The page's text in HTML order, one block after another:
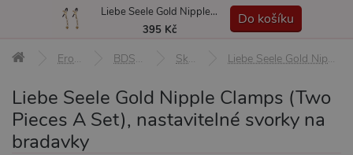
MENU
Erotické pomůcky BDSM pomůcky a sady Skřipce, svorky Liebe Seele Gold Nipple Clamps (Two Pieces A Set), nastavitelné svorky na bradavky
Liebe Seele Gold Nipple Clamps (Two
Pieces A Set), nastavitelné svorky na
bradavky
Liebe Seele Gold Nipple Clamps (Two Pieces A Set), nastavitelné svorky na bradavky
395 Kč
Do košíku